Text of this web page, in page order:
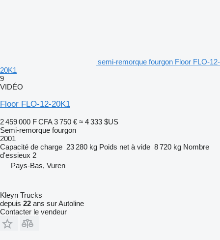
semi-remorque fourgon Floor FLO-12-
20K1
9
VIDÉO
Floor FLO-12-20K1
2 459 000 F CFA 3 750 € ≈ 4 333 $US
Semi-remorque fourgon
2001
Capacité de charge 23 280 kg Poids net à vide 8 720 kg Nombre
d'essieux 2
Pays-Bas, Vuren
Kleyn Trucks
depuis 22 ans sur Autoline
Contacter le vendeur